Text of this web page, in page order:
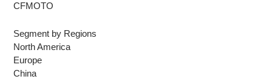
CFMOTO
Segment by Regions
North America
Europe
China